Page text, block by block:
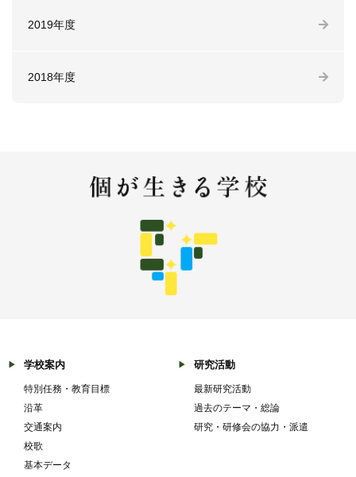
2019年度
2018年度
学校案内
特別任務・教育目標
沿革
交通案内
校歌
基本データ
研究活動
最新研究活動
過去のテーマ・総論
研究・研修会の協力・派遣